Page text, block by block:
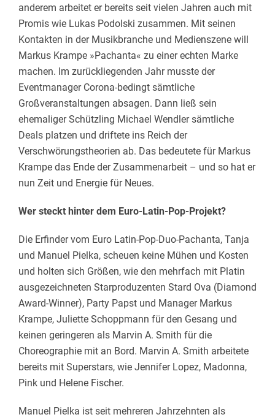
anderem arbeitet er bereits seit vielen Jahren auch mit
Promis wie Lukas Podolski zusammen. Mit seinen
Kontakten in der Musikbranche und Medienszene will
Markus Krampe »Pachanta« zu einer echten Marke
machen. Im zurückliegenden Jahr musste der
Eventmanager Corona-bedingt sämtliche
Großveranstaltungen absagen. Dann ließ sein
ehemaliger Schützling Michael Wendler sämtliche
Deals platzen und driftete ins Reich der
Verschwörungstheorien ab. Das bedeutete für Markus
Krampe das Ende der Zusammenarbeit – und so hat er
nun Zeit und Energie für Neues.
Wer steckt hinter dem Euro-Latin-Pop-Projekt?
Die Erfinder vom Euro Latin-Pop-Duo-Pachanta, Tanja
und Manuel Pielka, scheuen keine Mühen und Kosten
und holten sich Größen, wie den mehrfach mit Platin
ausgezeichneten Starproduzenten Stard Ova (Diamond
Award-Winner), Party Papst und Manager Markus
Krampe, Juliette Schoppmann für den Gesang und
keinen geringeren als Marvin A. Smith für die
Choreographie mit an Bord. Marvin A. Smith arbeitete
bereits mit Superstars, wie Jennifer Lopez, Madonna,
Pink und Helene Fischer.
Manuel Pielka ist seit mehreren Jahrzehnten als